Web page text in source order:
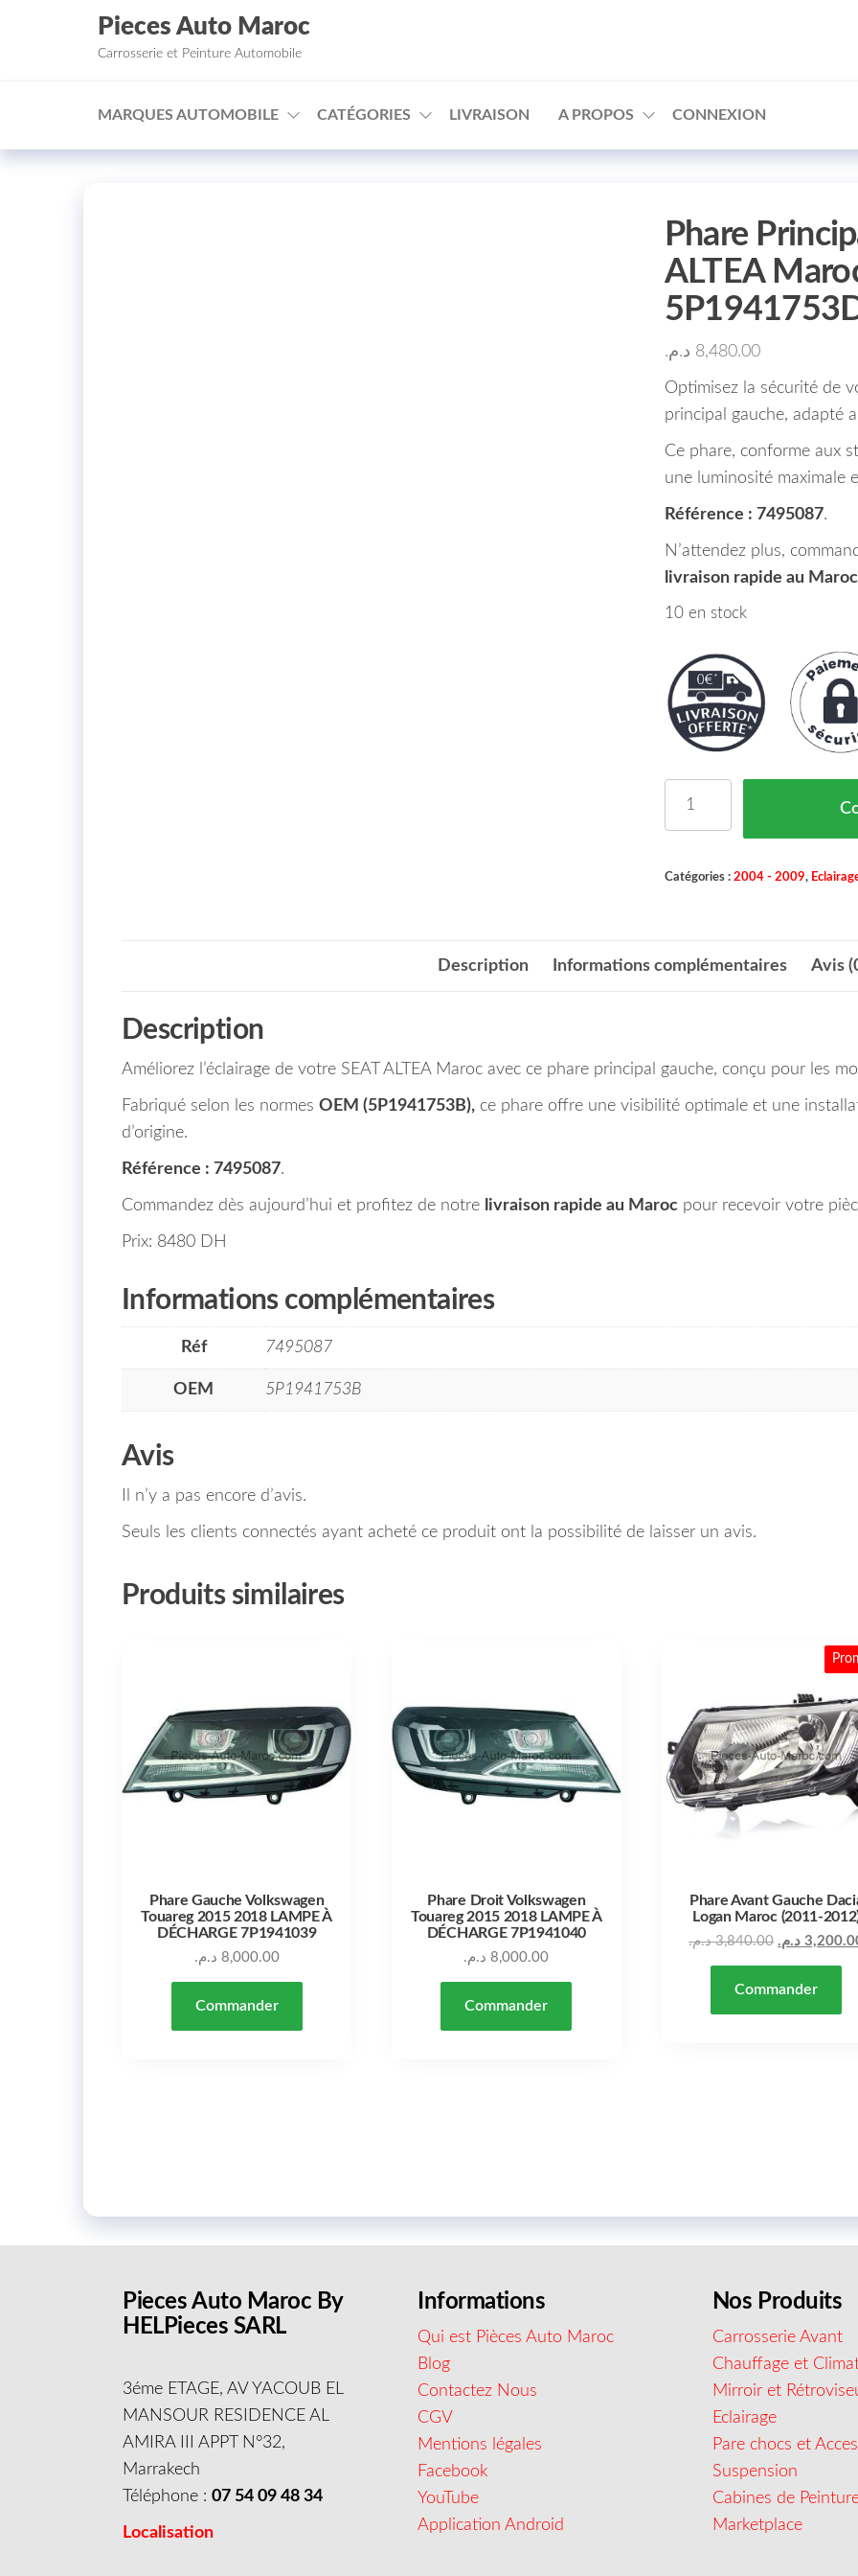
□
Aller au contenu
Pieces Auto Maroc
Carrosserie et Peinture Automobile
MARQUES AUTOMOBILE CATÉGORIES LIVRAISON A PROPOS CONNEXION
Phare
ALTEA
8,480.00 د.م.
Optimisez la sécurité de
principal gauche, adapté
Ce phare, conforme aux
une luminosité maximale
Référence : 7495087.
N’attendez plus,
livraison rapide au Maroc
10 en stock
Catégories : 2004 - 2009,
Description Informations complémentaires Avis
Description
Améliorez l’éclairage de votre SEAT ALTEA Maroc avec ce phare principal gauche, conçu pour les
Fabriqué selon les normes OEM (5P1941753B), ce phare offre une visibilité optimale et une
d’origine.
Référence : 7495087.
Commandez dès aujourd’hui et profitez de notre livraison rapide au Maroc pour recevoir votre
Prix: 8480 DH
Informations complémentaires
Réf 7495087
OEM 5P1941753B
Avis
Il n’y a pas encore d’avis.
Seuls les clients connectés ayant acheté ce produit ont la possibilité de laisser un avis.
Produits similaires
Phare Gauche Volkswagen
Touareg 2015 2018 LAMPE À
DÉCHARGE 7P1941039
8,000.00 د.م.
Commander
Phare Droit Volkswagen
Touareg 2015 2018 LAMPE À
DÉCHARGE 7P1941040
8,000.00 د.م.
Commander
Phare Avant Gauche
Logan Maroc (2011-
3,840.00 د.م. د.م.
Commander
Pieces Auto Maroc By
HELPieces SARL
3éme ETAGE, AV YACOUB EL
MANSOUR RESIDENCE AL
AMIRA III APPT N°32,
Marrakech
Téléphone :07 54 09 48 34
Localisation
Informations
Qui est Pièces Auto Maroc
Blog
Contactez Nous
CGV
Mentions légales
Facebook
YouTube
Application Android
Nos Produits
Carrosserie Avant
Chauffage et
Mirroir et
Eclairage
Pare chocs et
Suspension
Cabines de
Marketplace